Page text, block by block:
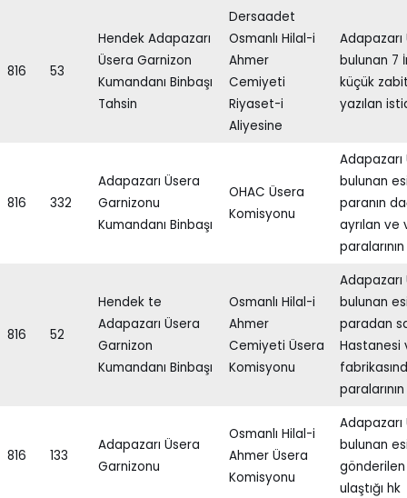
816 53
Hendek Adapazarı
Üsera Garnizon
Kumandanı Binbaşı
Tahsin
Dersaadet
Osmanlı Hilal-i
Ahmer
Cemiyeti
Riyaset-i
Aliyesine
bulunan 7
küçük
yazılan
816 332
Adapazarı Üsera
Garnizonu
Kumandanı Binbaşı
OHAC Üsera
Komisyonu
bulunan
paranın
ayrılan
816 52
Hendek te
Adapazarı Üsera
Garnizon
Kumandanı Binbaşı
Osmanlı Hilal-i
Ahmer
Cemiyeti Üsera
Komisyonu
bulunan
paradan
Hastanesi
816 133
Adapazarı Üsera
Garnizonu
Osmanlı Hilal-i
Ahmer Üsera
Komisyonu
bulunan
ulaştığı hk